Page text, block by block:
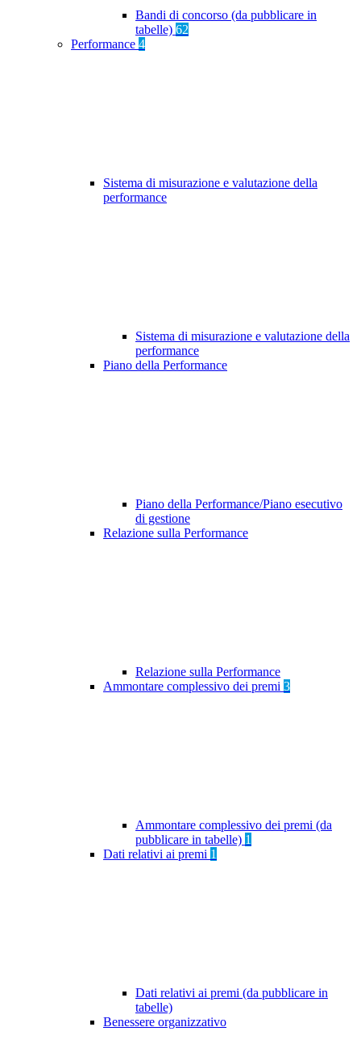
Bandi di concorso (da pubblicare in
tabelle) 62
Performance 4
Sistema di misurazione e valutazione della
performance
Sistema di misurazione e valutazione della
performance
Piano della Performance
Piano della Performance/Piano esecutivo
di gestione
Relazione sulla Performance
Relazione sulla Performance
Ammontare complessivo dei premi 3
Ammontare complessivo dei premi (da
pubblicare in tabelle) 1
Dati relativi ai premi 1
Dati relativi ai premi (da pubblicare in
tabelle)
Benessere organizzativo